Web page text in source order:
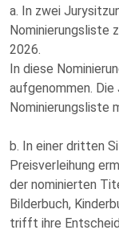
a. In zwei
Nominierungsliste
2026.
In diese
aufgenommen.
Nominierungsliste
b. In einer dritten
Preisverleihung
der nominierten
Bilderbuch,
trifft ihre